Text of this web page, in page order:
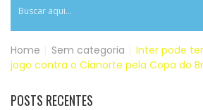
Home Sem categoria
Inter pode
jogo contra o Cianorte pela Copa do
POSTS RECENTES